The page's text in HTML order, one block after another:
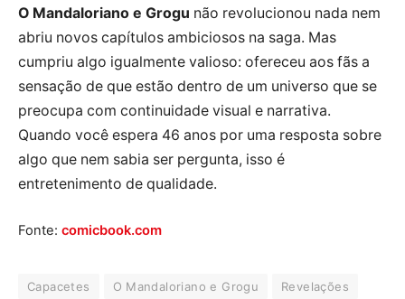
O Mandaloriano e Grogu não revolucionou nada nem
abriu novos capítulos ambiciosos na saga. Mas
cumpriu algo igualmente valioso: ofereceu aos fãs a
sensação de que estão dentro de um universo que se
preocupa com continuidade visual e narrativa.
Quando você espera 46 anos por uma resposta sobre
algo que nem sabia ser pergunta, isso é
entretenimento de qualidade.
Fonte: comicbook.com
Capacetes O Mandaloriano e Grogu
Revelações